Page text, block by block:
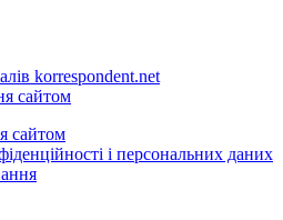
korrespondent.net
сайтом
сайтом
і персональних даних